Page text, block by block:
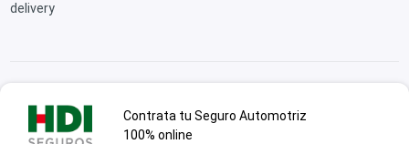
delivery
Contrata tu Seguro Automotriz
100% online